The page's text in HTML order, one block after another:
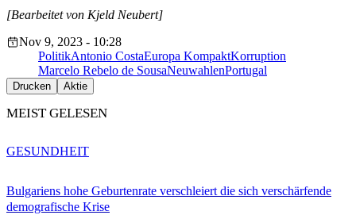
[Bearbeitet von Kjeld Neubert]
Nov 9, 2023 - 10:28
PolitikAntonio CostaEuropa KompaktKorruption
Marcelo Rebelo de SousaNeuwahlenPortugal
Drucken Aktie
MEIST GELESEN
Bulgariens hohe Geburtenrate verschleiert die sich verschärfende
demografische Krise
GESUNDHEIT